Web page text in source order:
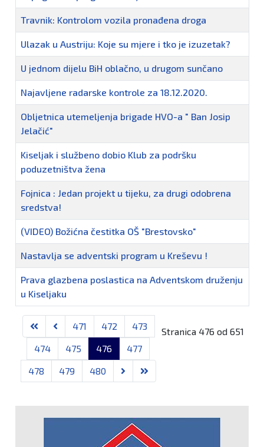
Travnik: Kontrolom vozila pronađena droga
Ulazak u Austriju: Koje su mjere i tko je izuzetak?
U jednom dijelu BiH oblačno, u drugom sunčano
Najavljene radarske kontrole za 18.12.2020.
Obljetnica utemeljenja brigade HVO-a " Ban Josip
Jelačić"
Kiseljak i službeno dobio Klub za podršku
poduzetništva žena
Fojnica : Jedan projekt u tijeku, za drugi odobrena
sredstva!
(VIDEO) Božićna čestitka OŠ "Brestovsko"
Nastavlja se adventski program u Kreševu !
Prava glazbena poslastica na Adventskom druženju
u Kiseljaku
Stranica 476 od 651
471 472
473
474
475 476
477
478
479 480